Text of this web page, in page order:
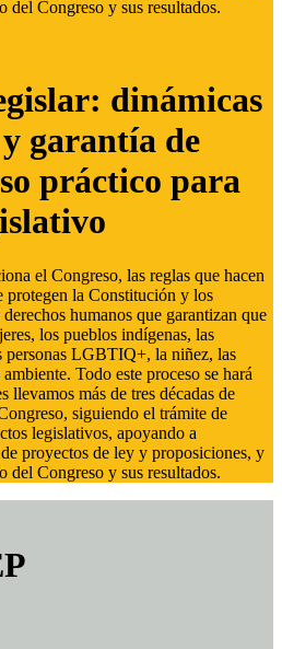
del Congreso y sus resultados.
dinámicas
garantía de
práctico para
el Congreso, las reglas que hacen
protegen la Constitución y los
humanos que garantizan que
los pueblos indígenas, las
personas LGBTIQ+, la niñez, las
Todo este proceso se hará
llevamos más de tres décadas de
siguiendo el trámite de
legislativos, apoyando a
proyectos de ley y proposiciones, y
del Congreso y sus resultados.